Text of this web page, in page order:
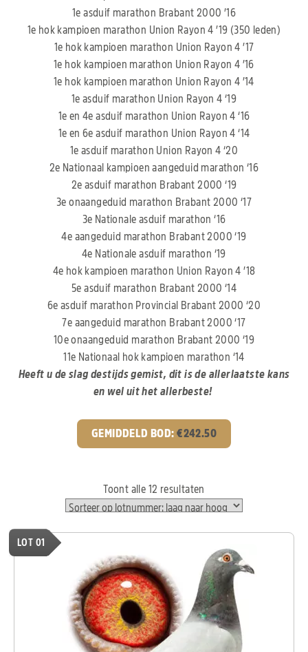
1e asduif marathon Brabant 2000 ’16
1e hok kampioen marathon Union Rayon 4 ’19 (350 leden)
1e hok kampioen marathon Union Rayon 4 ’17
1e hok kampioen marathon Union Rayon 4 ’16
1e hok kampioen marathon Union Rayon 4 ’14
1e asduif marathon Union Rayon 4 ‘19
1e en 4e asduif marathon Union Rayon 4 ‘16
1e en 6e asduif marathon Union Rayon 4 ‘14
1e asduif marathon Union Rayon 4 ‘20
2e Nationaal kampioen aangeduid marathon ‘16
2e asduif marathon Brabant 2000 ‘19
3e onaangeduid marathon Brabant 2000 ‘17
3e Nationale asduif marathon ‘16
4e aangeduid marathon Brabant 2000 ‘19
4e Nationale asduif marathon ‘19
4e hok kampioen marathon Union Rayon 4 ’18
5e asduif marathon Brabant 2000 ‘14
6e asduif marathon Provincial Brabant 2000 ‘20
7e aangeduid marathon Brabant 2000 ‘17
10e onaangeduid marathon Brabant 2000 ‘19
11e Nationaal hok kampioen marathon ‘14
Heeft u de slag destijds gemist, dit is de allerlaatste kans
en wel uit het allerbeste!
GEMIDDELD BOD:€242.50
Toont alle 12 resultaten
LOT 01